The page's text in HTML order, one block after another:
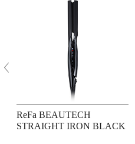
ReFa BEAUTECH
STRAIGHT IRON BLACK